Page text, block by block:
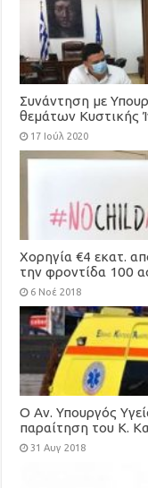
Συνάντηση με
θεμάτων Κυστικής
17 Ιούλ 2020
Χορηγία €4 εκατ.
την φροντίδα 100
6 Νοέ 2018
Ο Αν. Υπουργός
παραίτηση του Κ.
31 Αυγ 2018